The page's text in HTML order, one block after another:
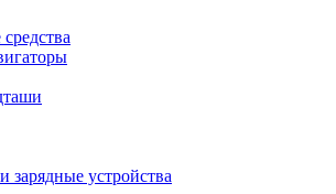
зарядные устройства